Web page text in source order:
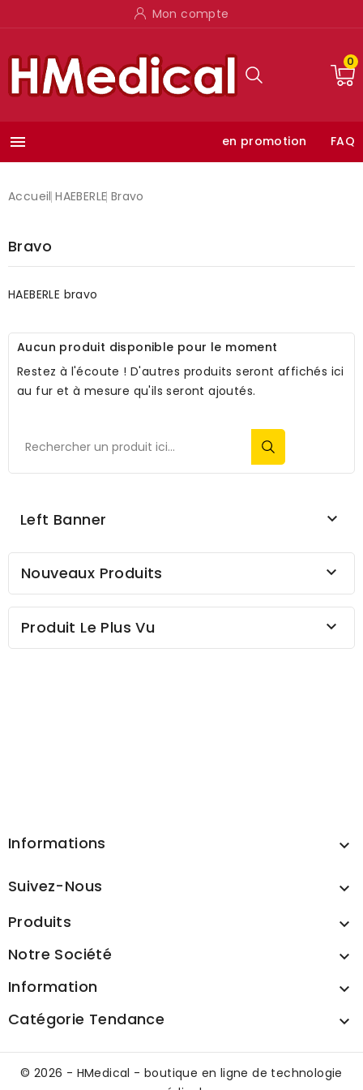
Mon compte
0
 en promotion FAQ
Accueil HAEBERLE Bravo
Bravo
HAEBERLE bravo
Aucun produit disponible pour le moment
Restez à l'écoute ! D'autres produits seront affichés ici
au fur et à mesure qu'ils seront ajoutés.
Left Banner 
Nouveaux Produits 
Produit Le Plus Vu 
Informations 
Suivez-Nous 
Produits 
Notre Société 
Information 
Catégorie Tendance 
© 2026 - HMedical - boutique en ligne de technologie